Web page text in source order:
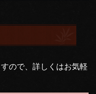
ので、詳しくはお気軽